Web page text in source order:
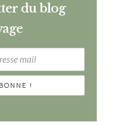
du blog